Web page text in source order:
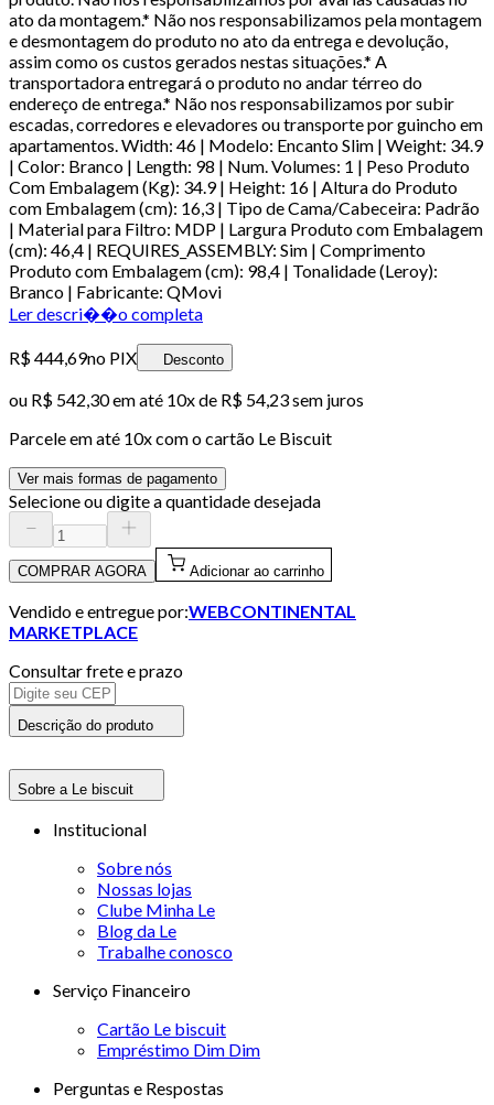
ato da montagem.* Não nos responsabilizamos pela montagem
e desmontagem do produto no ato da entrega e devolução,
assim como os custos gerados nestas situações.* A
transportadora entregará o produto no andar térreo do
endereço de entrega.* Não nos responsabilizamos por subir
escadas, corredores e elevadores ou transporte por guincho em
apartamentos. Width: 46 | Modelo: Encanto Slim | Weight: 34.9
| Color: Branco | Length: 98 | Num. Volumes: 1 | Peso Produto
Com Embalagem (Kg): 34.9 | Height: 16 | Altura do Produto
com Embalagem (cm): 16,3 | Tipo de Cama/Cabeceira: Padrão
| Material para Filtro: MDP | Largura Produto com Embalagem
(cm): 46,4 | REQUIRES_ASSEMBLY: Sim | Comprimento
Produto com Embalagem (cm): 98,4 | Tonalidade (Leroy):
Branco | Fabricante: QMovi
Ler descri��o completa
R$ 444,69no PIX Desconto
ou R$ 542,30em até 10x de R$ 54,23 sem juros
Parcele em até 10x com o cartão Le Biscuit
Ver mais formas de pagamento
Selecione ou digite a quantidade desejada
COMPRAR AGORA Adicionar ao carrinho
Vendido e entregue por:WEBCONTINENTAL
MARKETPLACE
Consultar frete e prazo
Descrição do produto
Sobre a Le biscuit
Institucional
Sobre nós
Nossas lojas
Clube Minha Le
Blog da Le
Trabalhe conosco
Serviço Financeiro
Cartão Le biscuit
Empréstimo Dim Dim
Perguntas e Respostas